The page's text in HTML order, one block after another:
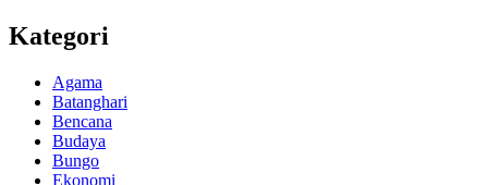
Kategori
Agama
Batanghari
Bencana
Budaya
Bungo
Ekonomi